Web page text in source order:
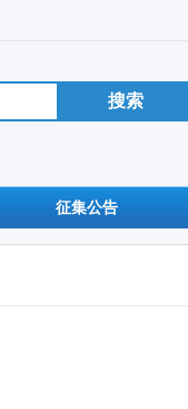
征集公告